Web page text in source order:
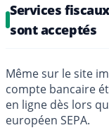
Services
sont acceptés
Même sur le site
compte bancaire
en ligne dès lors
européen SEPA.